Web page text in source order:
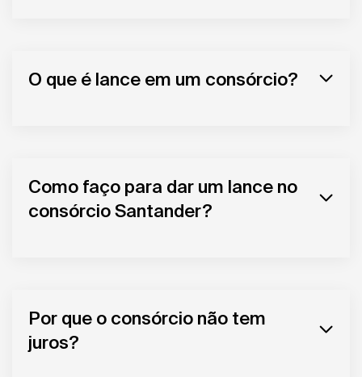
O que é lance em um consórcio?
Como faço para dar um lance no
consórcio Santander?
Por que o consórcio não tem
juros?